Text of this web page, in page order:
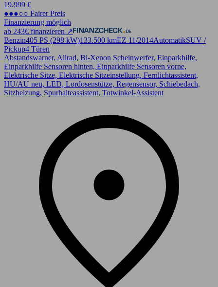
19.999 €
●●●○○ Fairer Preis
Finanzierung möglich
ab 243€ finanzieren ↗
Benzin405 PS (298 kW)133.500 kmEZ 11/2014AutomatikSUV /
Pickup4 Türen
Abstandswarner, Allrad, Bi-Xenon Scheinwerfer, Einparkhilfe,
Einparkhilfe Sensoren hinten, Einparkhilfe Sensoren vorne,
Elektrische Sitze, Elektrische Sitzeinstellung, Fernlichtassistent,
HU/AU neu, LED, Lordosenstütze, Regensensor, Schiebedach,
Sitzheizung, Spurhalteassistent, Totwinkel-Assistent